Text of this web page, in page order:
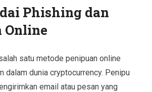
Phishing dan
Online
satu metode penipuan online
dalam dunia cryptocurrency. Penipu
email atau pesan yang